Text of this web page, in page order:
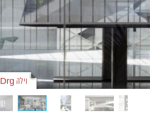
וילה Drg